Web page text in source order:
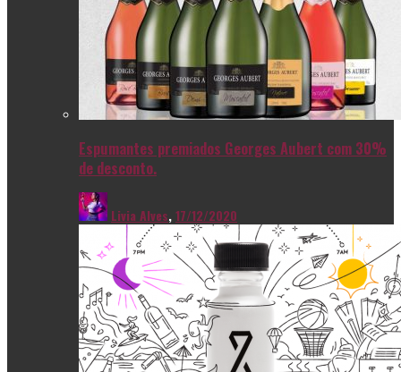
Espumantes premiados Georges Aubert com 30%
de desconto.
Livia Alves,17/12/2020